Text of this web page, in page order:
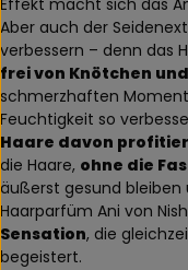
Effekt macht sich das
Aber auch der
verbessern – denn das
frei von Knötchen
schmerzhaften
Feuchtigkeit so
Haare davon
die Haare, ohne die
äußerst gesund bleiben
Haarparfüm Ani von
Sensation, die
begeistert.